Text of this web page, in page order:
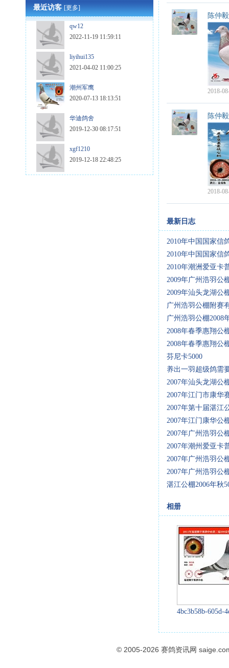
最近访客[更多]
qw12
2022-11-19 11:59:11
liyihui135
2021-04-02 11:00:25
潮州军鹰
2020-07-13 18:13:51
华迪鸽舍
2019-12-30 08:17:51
xgf1210
2019-12-18 22:48:25
陈仲毅
2018-
陈仲毅
2018-
最新日志
2010年中国国家信
2010年中国国家信
2010年潮洲爱亚卡
2009年广州浩羽公
2009年汕头龙湖公
广州浩羽公棚附赛
广州浩羽公棚2008
2008年春季惠翔公
2008年春季惠翔公
芬尼卡5000
养出一羽超级鸽需
2007年汕头龙湖公
2007年江门市康华
2007年第十届湛
2007年江门康华公
2007年广州浩羽公
2007年潮州爱亚卡
2007年广州浩羽公
2007年广州浩羽公
湛江公棚2006年秋
相册
4bc3b58b-605d-
© 2005-2026 赛鸽资讯网